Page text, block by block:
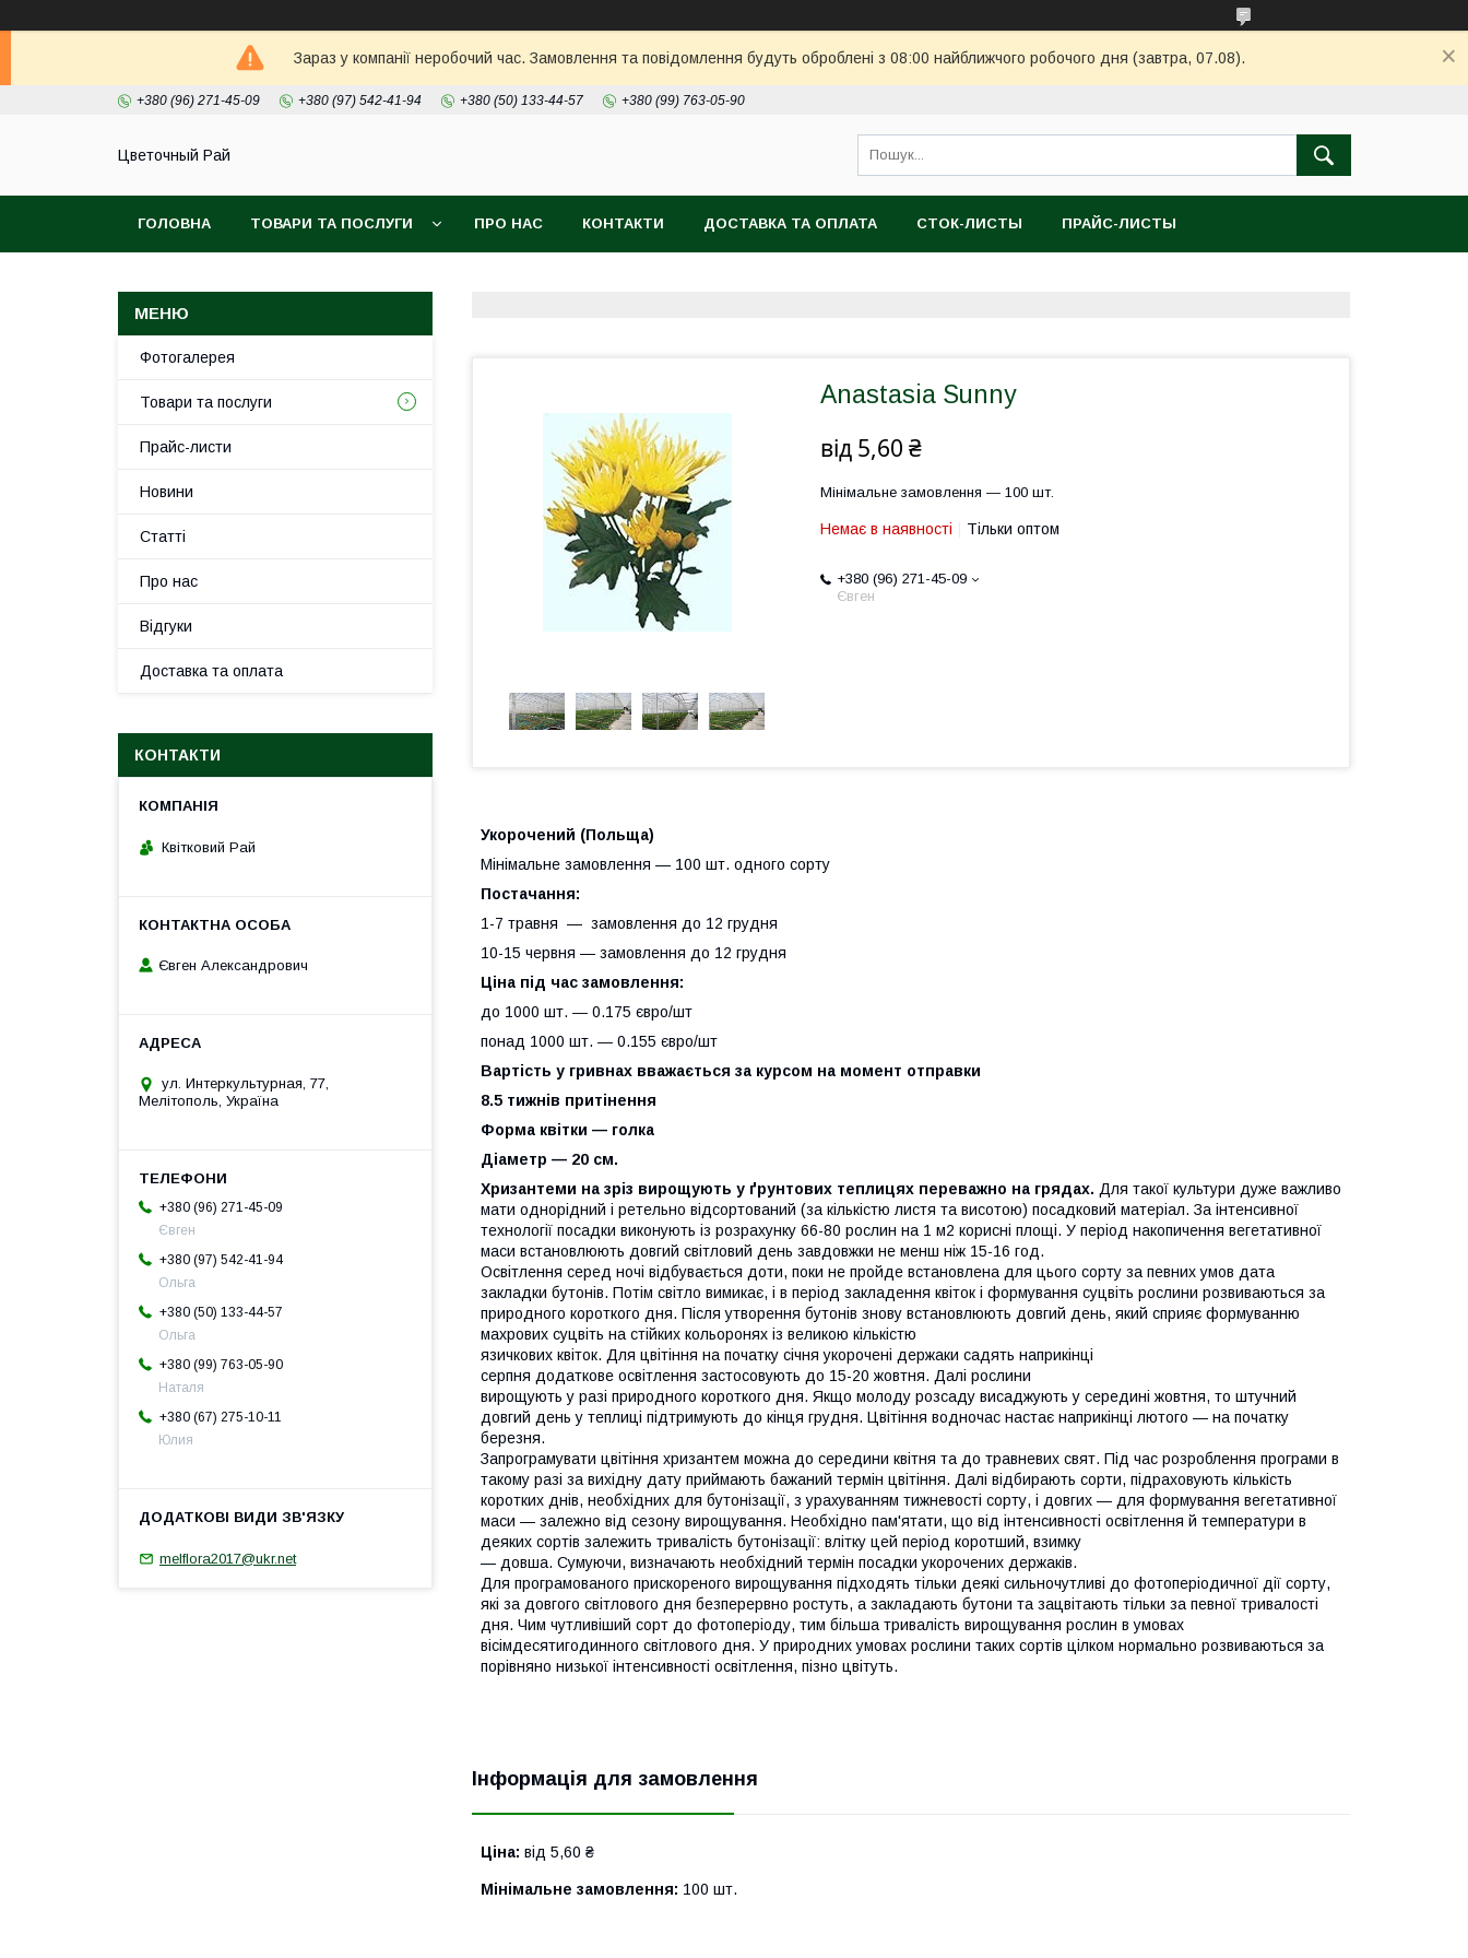
Зараз у компанії неробочий час. Замовлення та повідомлення будуть оброблені з 08:00 найближчого робочого дня (завтра, 07.08).
+380 (96) 271-45-09 +380 (97) 542-41-94 +380 (50) 133-44-57 +380 (99) 763-05-90
Цветочный Рай
ГОЛОВНА ТОВАРИ ТА ПОСЛУГИ ПРО НАС КОНТАКТИ ДОСТАВКА ТА ОПЛАТА СТОК-ЛИСТЫ ПРАЙС-ЛИСТЫ
Anastasia Sunny
від 5,60 ₴
Мінімальне замовлення — 100 шт.
Немає в наявності Тільки оптом
+380 (96) 271-45-09
Євген
Укорочений (Польща)
Мінімальне замовлення — 100 шт. одного сорту
Постачання:
1-7 травня — замовлення до 12 грудня
10-15 червня — замовлення до 12 грудня
Ціна під час замовлення:
до 1000 шт. ― 0.175 євро/шт
понад 1000 шт. ― 0.155 євро/шт
Вартість у гривнах вважається за курсом на момент отправки
8.5 тижнів притінення
Форма квітки — голка
Діаметр — 20 см.
Хризантеми на зріз вирощують у ґрунтових теплицях переважно на грядах. Для такої культури дуже важливо
мати однорідний і ретельно відсортований (за кількістю листя та висотою) посадковий матеріал. За інтенсивної
технології посадки виконують із розрахунку 66-80 рослин на 1 м2 корисні площі. У період накопичення вегетативної
маси встановлюють довгий світловий день завдовжки не менш ніж 15-16 год.
Освітлення серед ночі відбувається доти, поки не пройде встановлена для цього сорту за певних умов дата
закладки бутонів. Потім світло вимикає, і в період закладення квіток і формування суцвіть рослини розвиваються за
природного короткого дня. Після утворення бутонів знову встановлюють довгий день, який сприяє формуванню
махрових суцвіть на стійких кольоронях із великою кількістю
язичкових квіток. Для цвітіння на початку січня укорочені держаки садять наприкінці
серпня додаткове освітлення застосовують до 15-20 жовтня. Далі рослини
вирощують у разі природного короткого дня. Якщо молоду розсаду висаджують у середині жовтня, то штучний
довгий день у теплиці підтримують до кінця грудня. Цвітіння водночас настає наприкінці лютого — на початку
березня.
Запрограмувати цвітіння хризантем можна до середини квітня та до травневих свят. Під час розроблення програми в
такому разі за вихідну дату приймають бажаний термін цвітіння. Далі відбирають сорти, підраховують кількість
коротких днів, необхідних для бутонізації, з урахуванням тижневості сорту, і довгих — для формування вегетативної
маси — залежно від сезону вирощування. Необхідно пам'ятати, що від інтенсивності освітлення й температури в
деяких сортів залежить тривалість бутонізації: влітку цей період коротший, взимку
— довша. Сумуючи, визначають необхідний термін посадки укорочених держаків.
Для програмованого прискореного вирощування підходять тільки деякі сильночутливі до фотоперіодичної дії сорту,
які за довгого світлового дня безперервно ростуть, а закладають бутони та зацвітають тільки за певної тривалості
дня. Чим чутливіший сорт до фотоперіоду, тим більша тривалість вирощування рослин в умовах
вісімдесятигодинного світлового дня. У природних умовах рослини таких сортів цілком нормально розвиваються за
порівняно низької інтенсивності освітлення, пізно цвітуть.
Інформація для замовлення
Ціна: від 5,60 ₴
Мінімальне замовлення: 100 шт.
Фотогалерея
Товари та послуги
Прайс-листи
Новини
Статті
Про нас
Відгуки
Доставка та оплата
КОНТАКТИ
Квітковий Рай
Євген Александрович
ул. Интеркультурная, 77,
Мелітополь, Україна
+380 (96) 271-45-09
Євген
+380 (97) 542-41-94
Ольга
+380 (50) 133-44-57
Ольга
+380 (99) 763-05-90
Наталя
+380 (67) 275-10-11
Юлия
melflora2017@ukr.net